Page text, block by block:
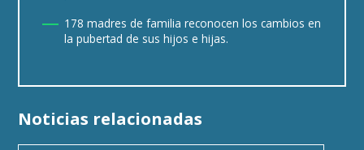
178 madres de familia reconocen los cambios en
la pubertad de sus hijos e hijas.
Noticias relacionadas